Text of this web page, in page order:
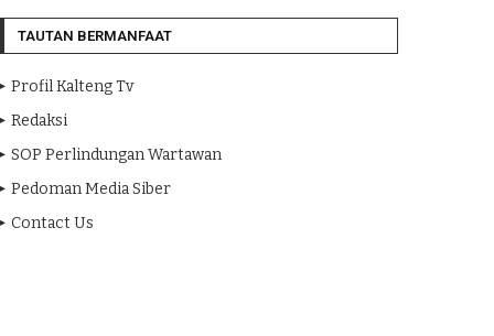
TAUTAN BERMANFAAT
Profil Kalteng Tv
Redaksi
SOP Perlindungan Wartawan
Pedoman Media Siber
Contact Us